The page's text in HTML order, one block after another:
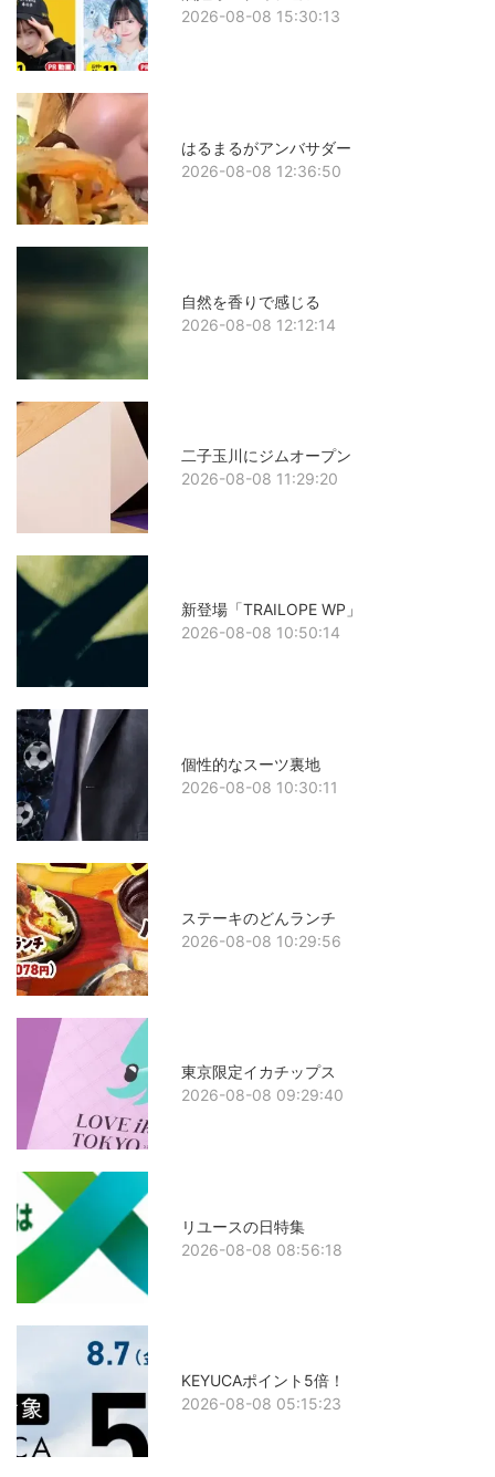
2026-08-08 15:30:13
はるまるがアンバサダー
2026-08-08 12:36:50
自然を香りで感じる
2026-08-08 12:12:14
二子玉川にジムオープン
2026-08-08 11:29:20
新登場「TRAILOPE WP」
2026-08-08 10:50:14
個性的なスーツ裏地
2026-08-08 10:30:11
ステーキのどんランチ
2026-08-08 10:29:56
東京限定イカチップス
2026-08-08 09:29:40
リユースの日特集
2026-08-08 08:56:18
KEYUCAポイント5倍！
2026-08-08 05:15:23